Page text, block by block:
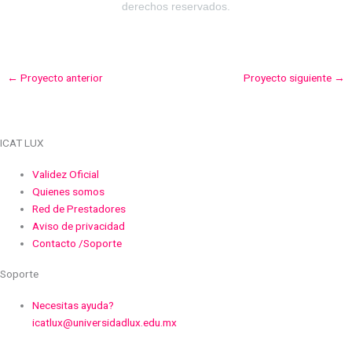
derechos reservados.
← Proyecto anterior Proyecto siguiente →
ICAT LUX
Validez Oficial
Quienes somos
Red de Prestadores
Aviso de privacidad
Contacto /Soporte
Soporte
Necesitas ayuda?
icatlux@universidadlux.edu.mx